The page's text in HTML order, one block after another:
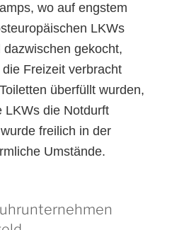
wo auf engstem
LKWs
gekocht,
Freizeit verbracht
überfüllt wurden,
LKWs die Notdurft
freilich in der
Umstände.